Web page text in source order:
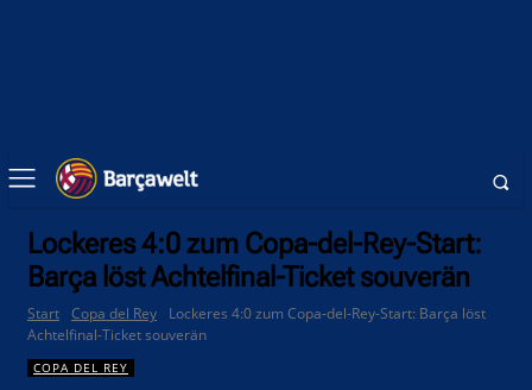
Lockeres 4:0 zum Copa-del-Rey-Start:
Barça löst Achtelfinal-Ticket souverän
Start Copa del Rey
Lockeres 4:0 zum Copa-del-Rey-Start: Barça löst
Achtelfinal-Ticket souverän
COPA DEL REY